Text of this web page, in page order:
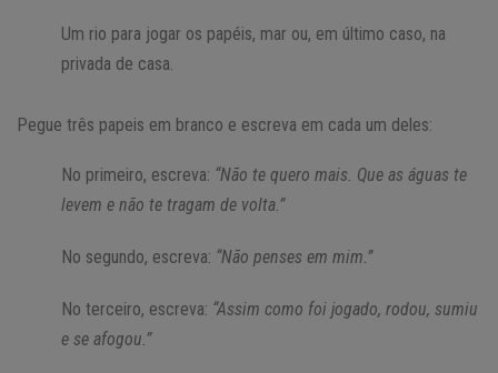
Um rio para jogar os papéis, mar ou, em último caso, na
privada de casa.
Pegue três papeis em branco e escreva em cada um deles:
No primeiro, escreva: “Não te quero mais. Que as águas te
levem e não te tragam de volta.”
No segundo, escreva: “Não penses em mim.”
No terceiro, escreva: “Assim como foi jogado, rodou, sumiu
e se afogou.”